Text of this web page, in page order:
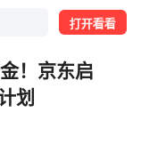
打开看看
！京东启
划